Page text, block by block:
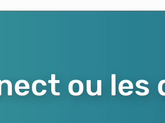
ou les